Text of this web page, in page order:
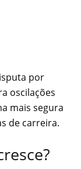
por
oscilações
mais segura
de carreira.